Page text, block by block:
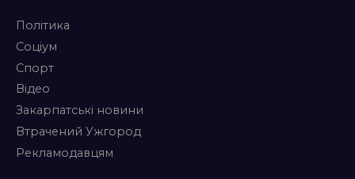
Політика
Соціум
Спорт
Відео
Закарпатські новини
Втрачений Ужгород
Рекламодавцям